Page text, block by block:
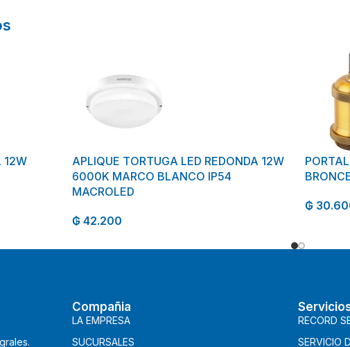
12W
APLIQUE TORTUGA LED REDONDA 12W
6000K MARCO BLANCO IP54
MACROLED
₲ 42.200
₲
Compañia
LA EMPRESA
SUCURSALES
RECORD
SERVICIO